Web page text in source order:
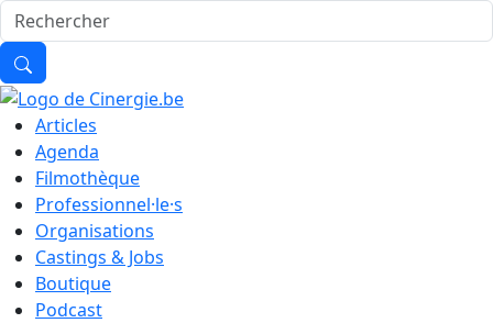
Articles
Agenda
Filmothèque
Professionnel·le·s
Organisations
Castings & Jobs
Boutique
Podcast